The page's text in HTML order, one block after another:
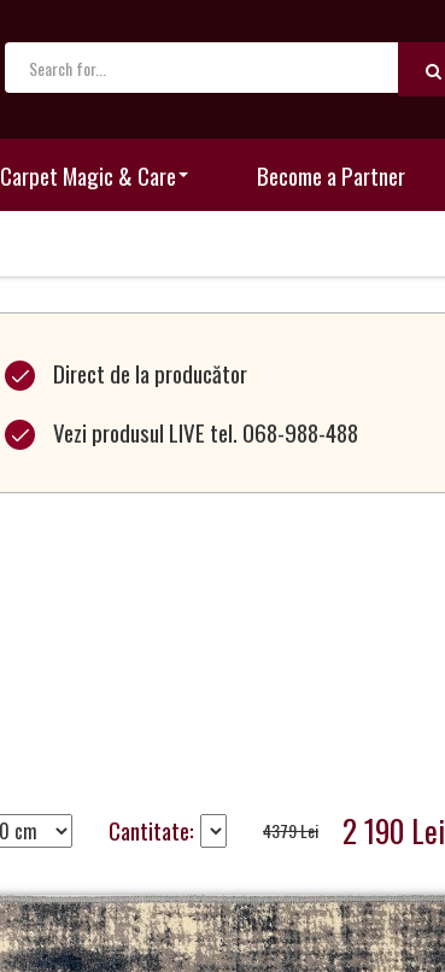
Carpet Magic & Care Become a Partner
Direct de la producător
Vezi produsul LIVE tel. 068-988-488
Cantitate: 4379 Lei 2 190 Lei